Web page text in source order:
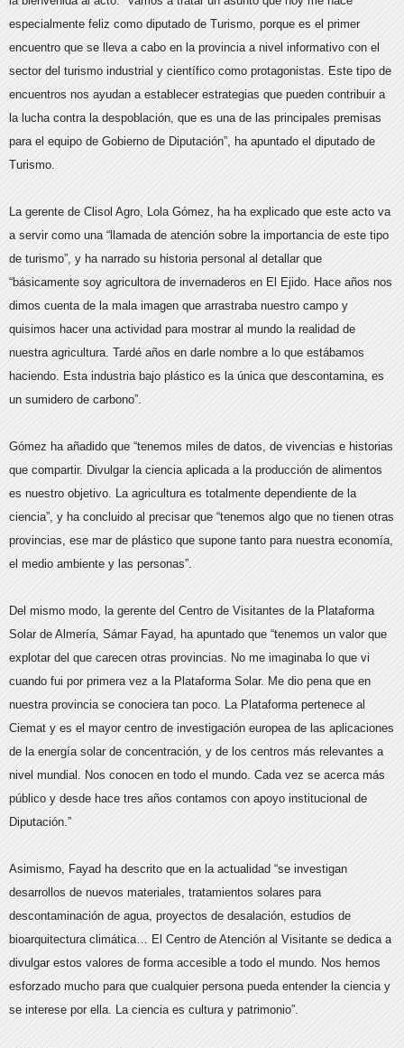
especialmente feliz como diputado de Turismo, porque es el primer
encuentro que se lleva a cabo en la provincia a nivel informativo con el
sector del turismo industrial y científico como protagonistas. Este tipo de
encuentros nos ayudan a establecer estrategias que pueden contribuir a
la lucha contra la despoblación, que es una de las principales premisas
para el equipo de Gobierno de Diputación”, ha apuntado el diputado de
Turismo.
La gerente de Clisol Agro, Lola Gómez, ha ha explicado que este acto va
a servir como una “llamada de atención sobre la importancia de este tipo
de turismo”, y ha narrado su historia personal al detallar que
“básicamente soy agricultora de invernaderos en El Ejido. Hace años nos
dimos cuenta de la mala imagen que arrastraba nuestro campo y
quisimos hacer una actividad para mostrar al mundo la realidad de
nuestra agricultura. Tardé años en darle nombre a lo que estábamos
haciendo. Esta industria bajo plástico es la única que descontamina, es
un sumidero de carbono”.
Gómez ha añadido que “tenemos miles de datos, de vivencias e historias
que compartir. Divulgar la ciencia aplicada a la producción de alimentos
es nuestro objetivo. La agricultura es totalmente dependiente de la
ciencia”, y ha concluido al precisar que “tenemos algo que no tienen otras
provincias, ese mar de plástico que supone tanto para nuestra economía,
el medio ambiente y las personas”.
Del mismo modo, la gerente del Centro de Visitantes de la Plataforma
Solar de Almería, Sámar Fayad, ha apuntado que “tenemos un valor que
explotar del que carecen otras provincias. No me imaginaba lo que vi
cuando fui por primera vez a la Plataforma Solar. Me dio pena que en
nuestra provincia se conociera tan poco. La Plataforma pertenece al
Ciemat y es el mayor centro de investigación europea de las aplicaciones
de la energía solar de concentración, y de los centros más relevantes a
nivel mundial. Nos conocen en todo el mundo. Cada vez se acerca más
público y desde hace tres años contamos con apoyo institucional de
Diputación.”
Asimismo, Fayad ha descrito que en la actualidad “se investigan
desarrollos de nuevos materiales, tratamientos solares para
descontaminación de agua, proyectos de desalación, estudios de
bioarquitectura climática… El Centro de Atención al Visitante se dedica a
divulgar estos valores de forma accesible a todo el mundo. Nos hemos
esforzado mucho para que cualquier persona pueda entender la ciencia y
se interese por ella. La ciencia es cultura y patrimonio”.